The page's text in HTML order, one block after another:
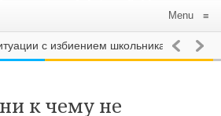
Menu ≡
с избиением школьника на уроке
к чему не